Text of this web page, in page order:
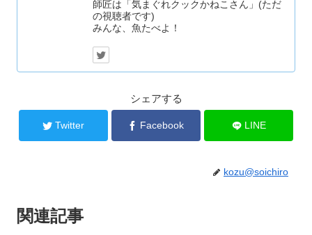
師匠は「気まぐれクックかねこさん」(ただ
の視聴者です)
みんな、魚たべよ！
シェアする
Twitter Facebook LINE
kozu@soichiro
関連記事